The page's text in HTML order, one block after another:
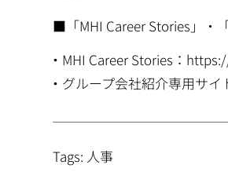
■「MHI Career Stories」・
MHI Career Stories：
グループ会社紹介専用サイ
Tags: 人事